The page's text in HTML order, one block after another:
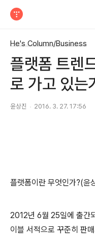
He's Column/Business
플랫폼 트렌
로 가고 있는
윤상진 2016. 3. 27. 17:56
플랫폼이란 무엇인가?(윤
2012년 6월 25일에 출간
이블 서적으로 꾸준히 판